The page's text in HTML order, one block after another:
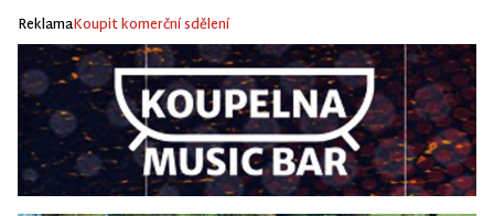
ReklamaKoupit komerční sdělení